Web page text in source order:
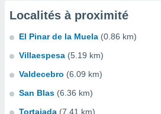
Localités à proximité
El Pinar de la Muela (0.86 km)
Villaespesa (5.19 km)
Valdecebro (6.09 km)
San Blas (6.36 km)
Tortajada (7.41 km)